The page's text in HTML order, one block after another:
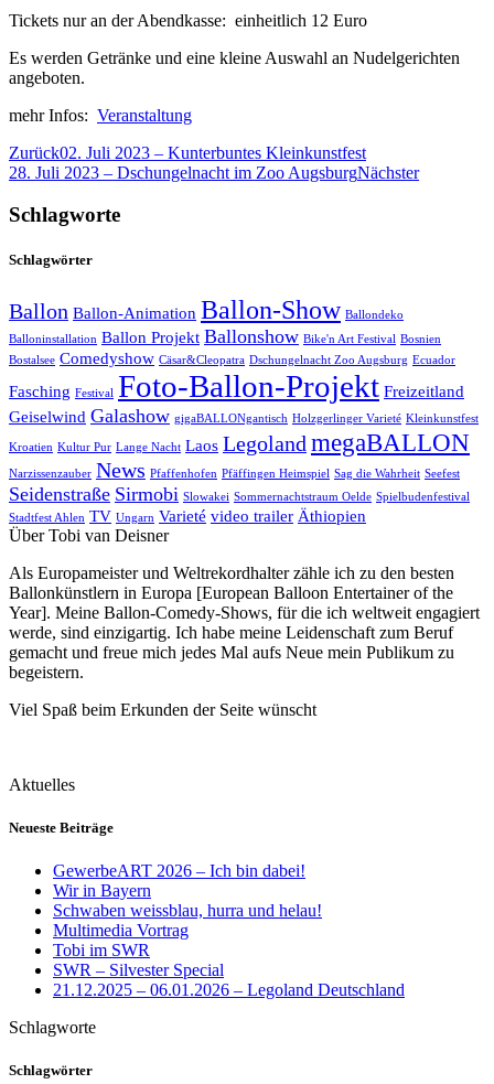
Tickets nur an der Abendkasse: einheitlich 12 Euro
Es werden Getränke und eine kleine Auswahl an Nudelgerichten
angeboten.
mehr Infos: Veranstaltung
Zurück02. Juli 2023 – Kunterbuntes Kleinkunstfest
28. Juli 2023 – Dschungelnacht im Zoo AugsburgNächster
Schlagworte
Schlagwörter
Ballon Ballon-Animation Ballon-Show Ballondeko
Balloninstallation Ballon Projekt Ballonshow Bike'n Art Festival Bosnien
Bostalsee Comedyshow Cäsar&Cleopatra Dschungelnacht Zoo Augsburg Ecuador
Fasching Festival Foto-Ballon-Projekt Freizeitland
Geiselwind Galashow gigaBALLONgantisch Holzgerlinger Varieté Kleinkunstfest
Kroatien Kultur Pur Lange Nacht Laos Legoland megaBALLON
Narzissenzauber News Pfaffenhofen Pfäffingen Heimspiel Sag die Wahrheit Seefest
Seidenstraße Sirmobi Slowakei Sommernachtstraum Oelde Spielbudenfestival
Stadtfest Ahlen TV Ungarn Varieté video trailer Äthiopien
Über Tobi van Deisner
Als Europameister und Weltrekordhalter zähle ich zu den besten
Ballonkünstlern in Europa [European Balloon Entertainer of the
Year]. Meine Ballon-Comedy-Shows, für die ich weltweit engagiert
werde, sind einzigartig. Ich habe meine Leidenschaft zum Beruf
gemacht und freue mich jedes Mal aufs Neue mein Publikum zu
begeistern.
Viel Spaß beim Erkunden der Seite wünscht
Aktuelles
Neueste Beiträge
GewerbeART 2026 – Ich bin dabei!
Wir in Bayern
Schwaben weissblau, hurra und helau!
Multimedia Vortrag
Tobi im SWR
SWR – Silvester Special
21.12.2025 – 06.01.2026 – Legoland Deutschland
Schlagworte
Schlagwörter